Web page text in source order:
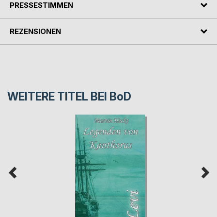
PRESSESTIMMEN
REZENSIONEN
WEITERE TITEL BEI BoD